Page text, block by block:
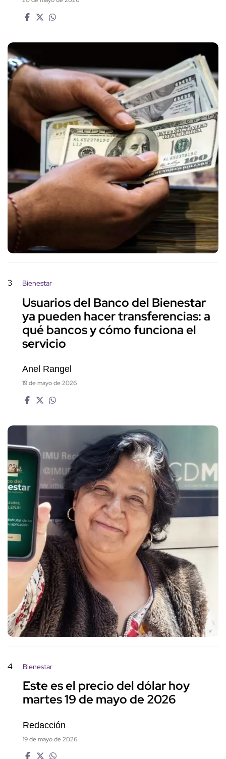
3 Bienestar
Usuarios del Banco del Bienestar
ya pueden hacer transferencias: a
qué bancos y cómo funciona el
servicio
Anel Rangel
19 de mayo de 2026
4 Bienestar
Este es el precio del dólar hoy
martes 19 de mayo de 2026
Redacción
19 de mayo de 2026